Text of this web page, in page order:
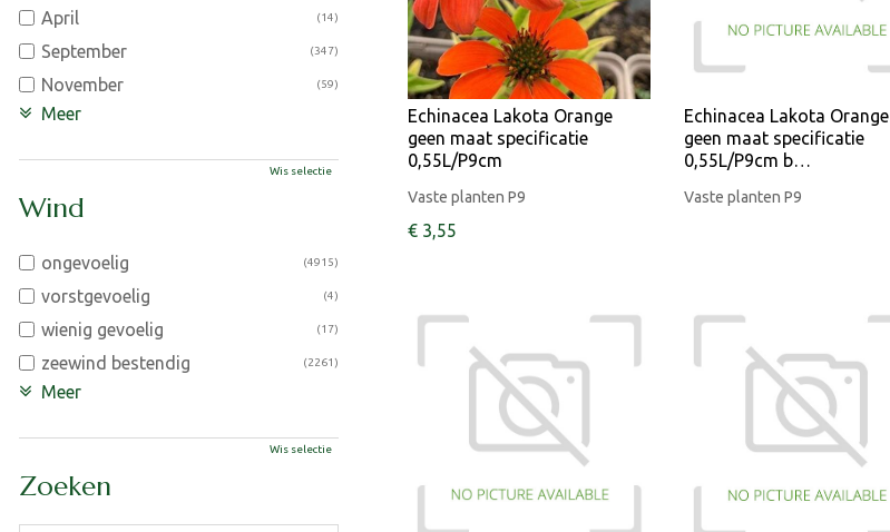
Echinacea Lakota Orange
geen maat specificatie
0,55L/P9cm
Vaste planten P9
€ 3,55
Echinacea Lakota Orange
geen maat specificatie
0,55L/P9cm b…
Vaste planten P9
April (14)
September (347)
November (59)
Meer
Wis selectie
Wind
ongevoelig (4915)
vorstgevoelig (4)
wienig gevoelig (17)
zeewind bestendig (2261)
Meer
Wis selectie
Zoeken